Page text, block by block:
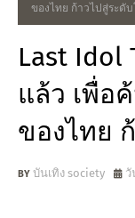
ของไทย ก้าวไปสู่ระดับ
Last Idol
แล้ว เพื่อ
ของไทย
บันเทิง society วั